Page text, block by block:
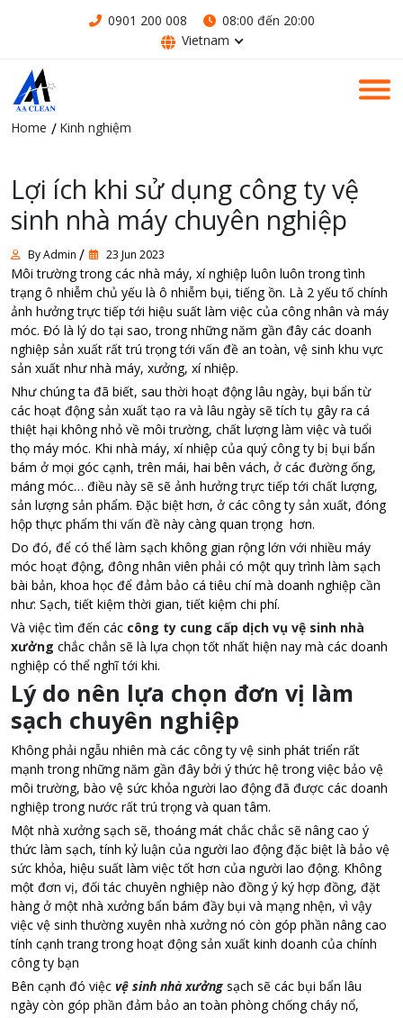
0901 200 008
08:00 đến 20:00
Vietnam
Home Kinh nghiệm
Lợi ích khi sử dụng công ty vệ
sinh nhà máy chuyên nghiệp
By Admin 23 Jun 2023
Môi trường trong các nhà máy, xí nghiệp luôn luôn trong tình
trạng ô nhiễm chủ yếu là ô nhiễm bụi, tiếng ồn. Là 2 yếu tố chính
ảnh hưởng trực tiếp tới hiệu suất làm việc của công nhân và máy
móc. Đó là lý do tại sao, trong những năm gần đây các doanh
nghiệp sản xuất rất trú trọng tới vấn đề an toàn, vệ sinh khu vực
sản xuất như nhà máy, xưởng, xí nhiệp.
Như chúng ta đã biết, sau thời hoạt động lâu ngày, bụi bẩn từ
các hoạt động sản xuất tạo ra và lâu ngày sẽ tích tụ gây ra cá
thiệt hại không nhỏ về môi trường, chất lượng làm việc và tuổi
thọ máy móc. Khi nhà máy, xí nhiệp của quý công ty bị bụi bẩn
bám ở mọi góc cạnh, trên mái, hai bên vách, ở các đường ống,
máng móc… điều này sẽ sẽ ảnh hưởng trực tiếp tới chất lượng,
sản lượng sản phẩm. Đặc biệt hơn, ở các công ty sản xuất, đóng
hộp thực phẩm thi vấn đề này càng quan trọng hơn.
Do đó, để có thể làm sạch không gian rộng lớn với nhiều máy
móc hoạt động, đông nhân viên phải có một quy trình làm sạch
bài bản, khoa học để đảm bảo cá tiêu chí mà doanh nghiệp cần
như: Sạch, tiết kiệm thời gian, tiết kiệm chi phí.
Và việc tìm đến các công ty cung cấp dịch vụ vệ sinh nhà
xưởng chắc chắn sẽ là lựa chọn tốt nhất hiện nay mà các doanh
nghiệp có thể nghĩ tới khi.
Lý do nên lựa chọn đơn vị làm
sạch chuyên nghiệp
Không phải ngẫu nhiên mà các công ty vệ sinh phát triển rất
mạnh trong những năm gần đây bởi ý thức hệ trong việc bảo vệ
môi trường, bào vệ sức khỏa người lao động đã được các doanh
nghiệp trong nước rất trú trọng và quan tâm.
Một nhà xưởng sạch sẽ, thoáng mát chắc chắc sẽ nâng cao ý
thức làm sạch, tính kỷ luận của người lao động đặc biệt là bảo vệ
sức khỏa, hiệu suất làm việc tốt hơn của người lao động. Không
một đơn vị, đối tác chuyên nghiệp nào đồng ý ký hợp đồng, đặt
hàng ở một nhà xưởng bẩn bám đầy bụi và mạng nhện, vì vậy
việc vệ sinh thường xuyên nhà xưởng nó còn góp phần nâng cao
tính cạnh trang trong hoạt động sản xuất kinh doanh của chính
công ty bạn
Bên cạnh đó việc vệ sinh nhà xưởng sạch sẽ các bụi bẩn lâu
ngày còn góp phần đảm bảo an toàn phòng chống cháy nổ,